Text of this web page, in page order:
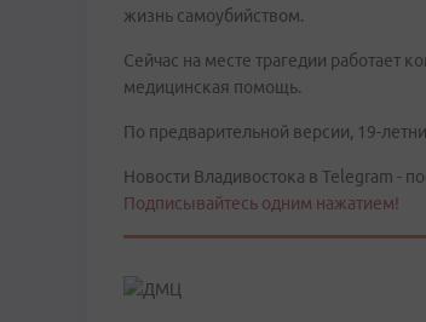
жизнь самоубийством.
Сейчас на месте трагедии работает
медицинская помощь.
По предварительной версии, 19-
Новости Владивостока в Telegram -
Подписывайтесь одним нажатием!